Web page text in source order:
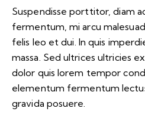
Suspendisse porttitor, diam
fermentum, mi arcu
felis leo et dui. In quis
massa. Sed ultrices ultricies
dolor quis lorem tempor
elementum fermentum
gravida posuere.